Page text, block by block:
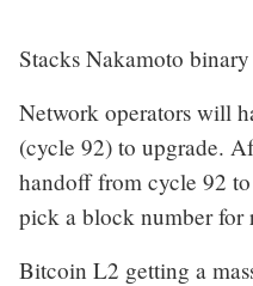
Stacks Nakamoto
Network operators will
(cycle 92) to upgrade.
handoff from cycle 92
pick a block number for
Bitcoin L2 getting a